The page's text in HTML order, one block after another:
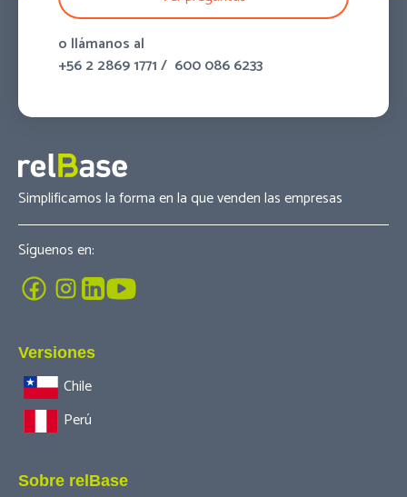
o llámanos al
+56 2 2869 1771/ 600 086 6233
Simplificamos la forma en la que venden las empresas
Síguenos en:
Versiones
Chile
Perú
Sobre relBase